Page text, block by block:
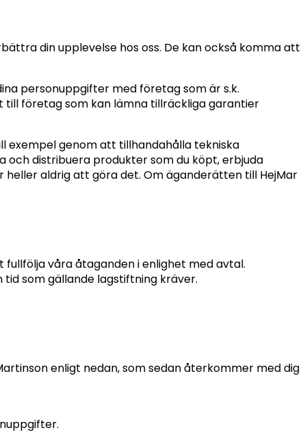
din upplevelse hos oss. De kan också komma att
personuppgifter med företag som är s.k.
till företag som kan lämna tillräckliga garantier
exempel genom att tillhandahålla tekniska
och distribuera produkter som du köpt, erbjuda
aldrig att göra det. Om äganderätten till HejMar
våra åtaganden i enlighet med avtal.
som gällande lagstiftning kräver.
enligt nedan, som sedan återkommer med dig